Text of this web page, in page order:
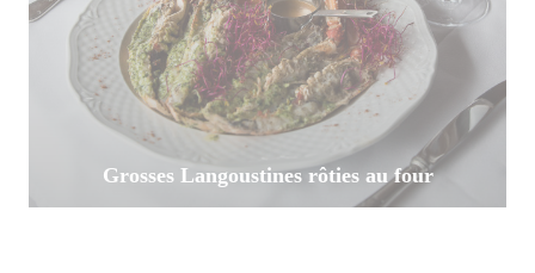
Grosses Langoustines rôties au four